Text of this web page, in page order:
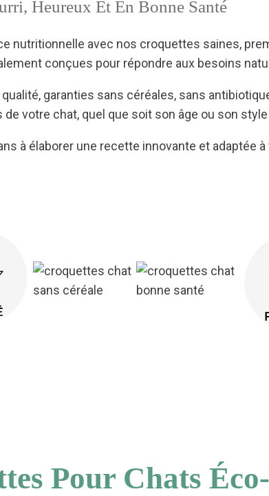
Heureux Et En Bonne Santé
nutritionnelle avec nos croquettes saines,
conçues pour répondre aux besoins
garanties sans céréales, sans
votre chat, quel que soit son âge ou son style
à élaborer une recette innovante et adaptée
Pour Chats